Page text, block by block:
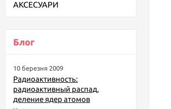
АКСЕСУАРИ
Блог
10 березня 2009
Радиоактивность:
радиоактивный распад,
деление ядер атомов